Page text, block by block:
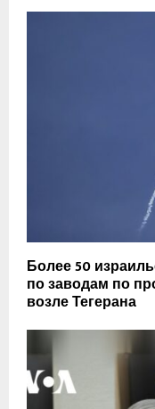
Более 50
по заводам по
возле Тегерана